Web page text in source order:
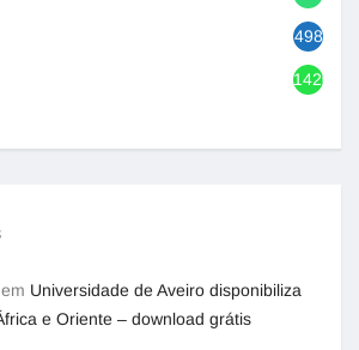
498
1420
em Universidade de Aveiro disponibiliza
e Oriente – download grátis